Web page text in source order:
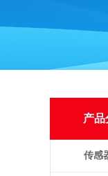
产品
传感